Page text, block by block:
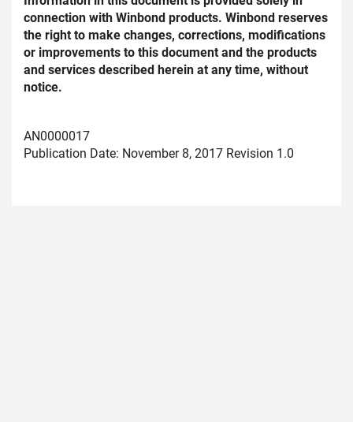
connection with Winbond products. Winbond reserves
the right to make changes, corrections, modifications
or improvements to this document and the products
and services described herein at any time, without
notice.
AN0000017
Publication Date: November 8, 2017 Revision 1.0